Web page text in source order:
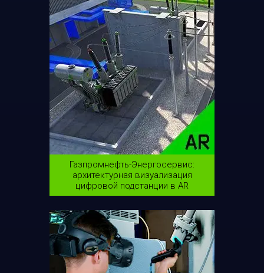
Газпромнефть-Энергосервис:
архитектурная визуализация
цифровой подстанции в AR